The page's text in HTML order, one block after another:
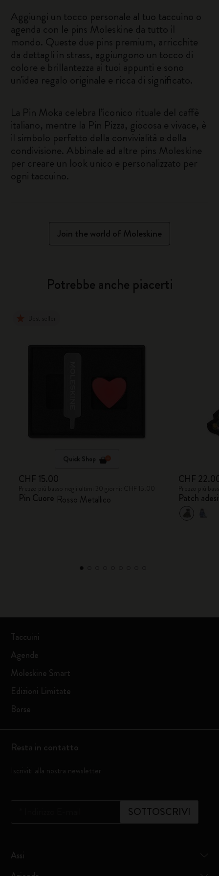
Aggiungi un tocco personale al tuo taccuino o
agenda con le pins Moleskine da tutto il
mondo. Queste due pins premium, arricchite
da dettagli in strass, aggiungono un tocco di
colore e brillantezza ai tuoi appunti e sono
un'idea regalo originale e ricca di significato.
La Pin Moka celebra l’iconico rituale del caffè
italiano, mentre la Pin Pizza, giocosa e vivace, è
il simbolo perfetto della convivialità e della
condivisione. Abbinale ad altre pins Moleskine
per creare un look unico e personalizzato per
ogni taccuino.
Join the world of Moleskine
Potrebbe anche piacerti
Quick Shop
CHF 15.00
Pin Cuore Rosso Metallico
CHF
Patch
Taccuini
Agende
Moleskine Smart
Edizioni Limitate
Borse
Resta in contatto
Iscriviti alla nostra newsletter
SOTTOSCRIVI
Assi